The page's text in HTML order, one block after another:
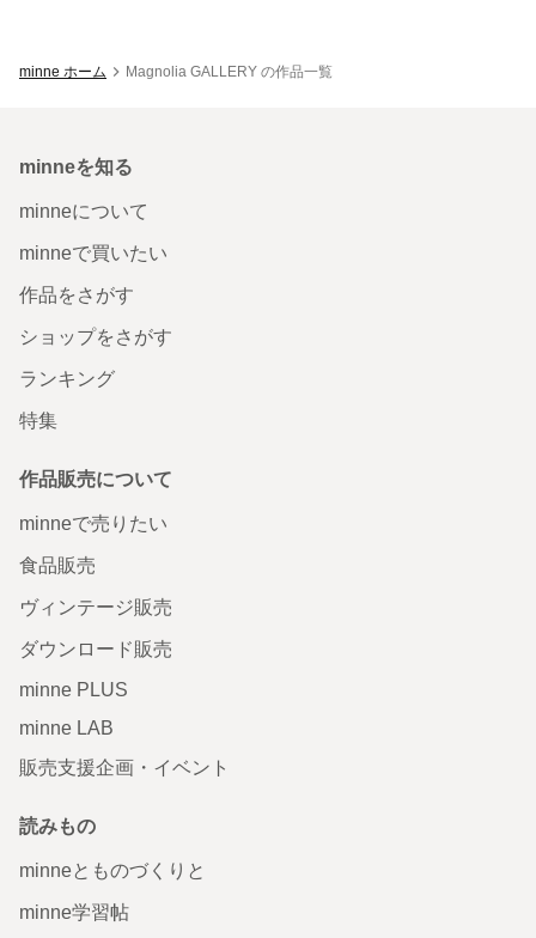
minne ホーム Magnolia GALLERY の作品一覧
minneを知る
minneについて
minneで買いたい
作品をさがす
ショップをさがす
ランキング
特集
作品販売について
minneで売りたい
食品販売
ヴィンテージ販売
ダウンロード販売
minne PLUS
minne LAB
販売支援企画・イベント
読みもの
minneとものづくりと
minne学習帖